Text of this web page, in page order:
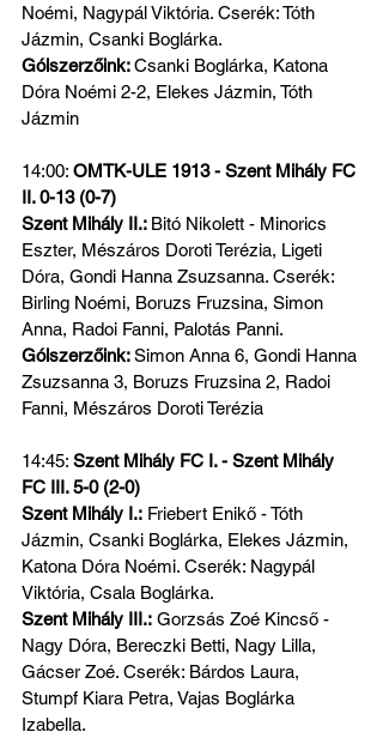
Noémi, Nagypál Viktória. Cserék: Tóth
Jázmin, Csanki Boglárka.
Gólszerzőink: Csanki Boglárka, Katona
Dóra Noémi 2-2, Elekes Jázmin, Tóth
Jázmin
14:00: OMTK-ULE 1913 - Szent Mihály FC
II. 0-13 (0-7)
Szent Mihály II.: Bitó Nikolett - Minorics
Eszter, Mészáros Doroti Terézia, Ligeti
Dóra, Gondi Hanna Zsuzsanna. Cserék:
Birling Noémi, Boruzs Fruzsina, Simon
Anna, Radoi Fanni, Palotás Panni.
Gólszerzőink: Simon Anna 6, Gondi Hanna
Zsuzsanna 3, Boruzs Fruzsina 2, Radoi
Fanni, Mészáros Doroti Terézia
14:45: Szent Mihály FC I. - Szent Mihály
FC III. 5-0 (2-0)
Szent Mihály I.: Friebert Enikő - Tóth
Jázmin, Csanki Boglárka, Elekes Jázmin,
Katona Dóra Noémi. Cserék: Nagypál
Viktória, Csala Boglárka.
Szent Mihály III.: Gorzsás Zoé Kincső -
Nagy Dóra, Bereczki Betti, Nagy Lilla,
Gácser Zoé. Cserék: Bárdos Laura,
Stumpf Kiara Petra, Vajas Boglárka
Izabella.